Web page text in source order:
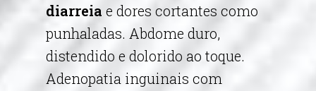
diarreia e dores cortantes como
punhaladas. Abdome duro,
distendido e dolorido ao toque.
Adenopatia inguinais com